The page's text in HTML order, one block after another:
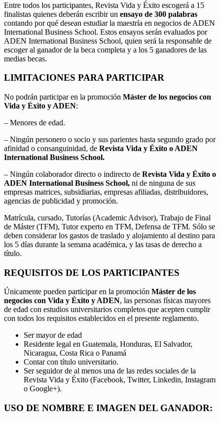
Entre todos los participantes, Revista Vida y Éxito escogerá a 15
finalistas quienes deberán escribir un ensayo de 300 palabras
contando por qué desean estudiar la maestría en negocios de ADEN
International Business School. Estos ensayos serán evaluados por
ADEN International Business School, quien será la responsable de
escoger al ganador de la beca completa y a los 5 ganadores de las
medias becas.
LIMITACIONES PARA PARTICIPAR
No podrán participar en la promoción Máster de los negocios con
Vida y Éxito y ADEN:
– Menores de edad.
– Ningún personero o socio y sus parientes hasta segundo grado por
afinidad o consanguinidad, de Revista Vida y Éxito o ADEN
International Business School.
– Ningún colaborador directo o indirecto de Revista Vida y Éxito o
ADEN International Business School, ni de ninguna de sus
empresas matrices, subsidiarias, empresas afiliadas, distribuidores,
agencias de publicidad y promoción.
Matrícula, cursado, Tutorías (Academic Advisor), Trabajo de Final
de Máster (TFM), Tutor experto en TFM, Defensa de TFM. Sólo se
deben considerar los gastos de traslado y alojamiento al destino para
los 5 días durante la semana académica, y las tasas de derecho a
título.
REQUISITOS DE LOS PARTICIPANTES
Únicamente pueden participar en la promoción Máster de los
negocios con Vida y Éxito y ADEN, las personas físicas mayores
de edad con estudios universitarios completos que acepten cumplir
con todos los requisitos establecidos en el presente reglamento.
Ser mayor de edad
Residente legal en Guatemala, Honduras, El Salvador,
Nicaragua, Costa Rica o Panamá
Contar con título universitario.
Ser seguidor de al menos una de las redes sociales de la
Revista Vida y Éxito (Facebook, Twitter, Linkedin, Instagram
o Google+).
USO DE NOMBRE E IMAGEN DEL GANADOR: